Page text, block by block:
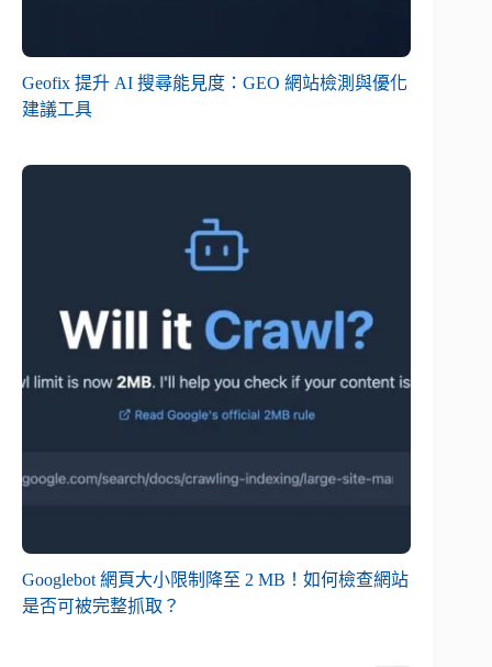
Geofix 提升 AI 搜尋能見度：GEO 網站檢測與優化
建議工具
Googlebot 網頁大小限制降至 2 MB！如何檢查網站
是否可被完整抓取？